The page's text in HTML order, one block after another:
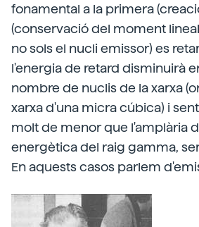
fonamental a la primera
(conservació del moment
no sols el nucli emissor) es
l'energia de retard disminuirà
nombre de nuclis de la xarxa
xarxa d'una micra cúbica) i
molt de menor que l'amplària
energètica del raig gamma,
En aquests casos parlem